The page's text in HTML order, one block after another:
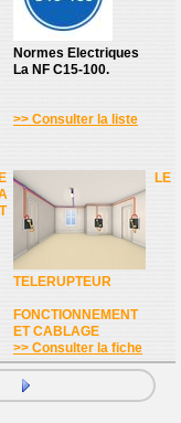
Normes Electriques
La NF C15-100.
>> Consulter la liste
LE
TELERUPTEUR
FONCTIONNEMENT
ET CABLAGE
>> Consulter la fiche